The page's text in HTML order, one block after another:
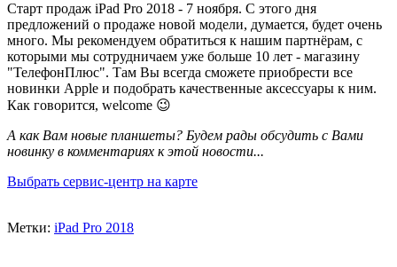
Старт продаж iPad Pro 2018 - 7 ноября. С этого дня
предложений о продаже новой модели, думается, будет очень
много. Мы рекомендуем обратиться к нашим партнёрам, с
которыми мы сотрудничаем уже больше 10 лет - магазину
"ТелефонПлюс". Там Вы всегда сможете приобрести все
новинки Apple и подобрать качественные аксессуары к ним.
Как говорится, welcome 😉
А как Вам новые планшеты? Будем рады обсудить с Вами
новинку в комментариях к этой новости...
Выбрать сервис-центр на карте
Метки: iPad Pro 2018